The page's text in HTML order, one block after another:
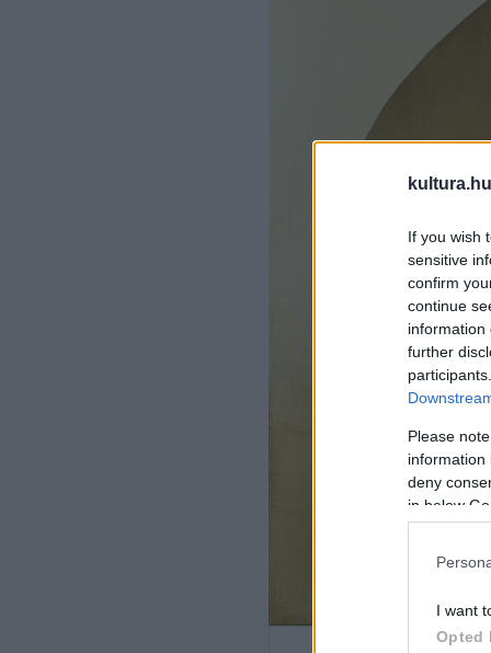
If you wish
sensitive
confirm
continue
information
further
Please
information
deny
in below
I want
Opted